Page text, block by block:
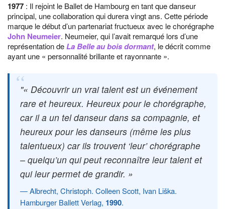
1977 : Il rejoint le Ballet de Hambourg en tant que danseur
principal, une collaboration qui durera vingt ans. Cette période
marque le début d’un partenariat fructueux avec le chorégraphe
John Neumeier. Neumeier, qui l’avait remarqué lors d’une
représentation deLa Belle au bois dormant, le décrit comme
ayant une « personnalité brillante et rayonnante ».
« Découvrir un vrai talent est un événement
rare et heureux. Heureux pour le chorégraphe,
car il a un tel danseur dans sa compagnie, et
heureux pour les danseurs (même les plus
talentueux) car ils trouvent ‘leur’ chorégraphe
– quelqu’un qui peut reconnaître leur talent et
qui leur permet de grandir. »
Albrecht, Christoph. Colleen Scott, Ivan Liška.
Hamburger Ballett Verlag, 1990.